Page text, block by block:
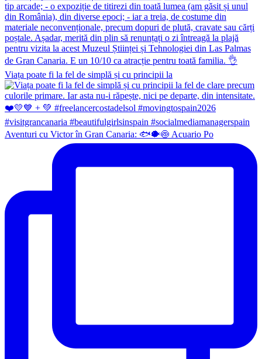
Viața poate fi la fel de simplă și cu principii la
Aventuri cu Victor în Gran Canaria: 🐟🐡🍥 Acuario Po